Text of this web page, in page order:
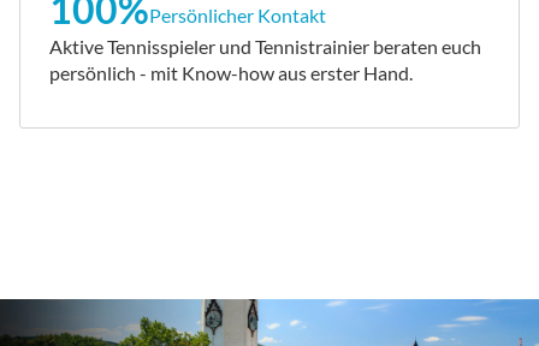
Persönlicher Kontakt
Aktive Tennisspieler und Tennistrainier beraten euch
persönlich - mit Know-how aus erster Hand.